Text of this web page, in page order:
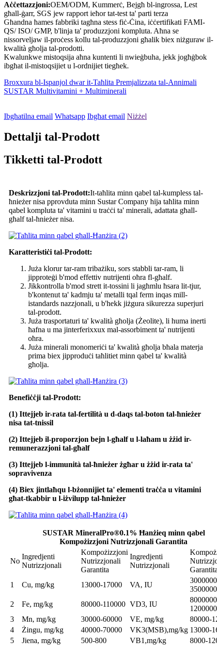
Aċċettazzjoni:OEM/ODM, Kummerċ, Bejgħ bl-ingrossa, Lest
għall-ġarr, SGS jew rapport ieħor tat-test ta' parti terza
Għandna ħames fabbriki tagħna stess fiċ-Ċina, iċċertifikati FAMI-
QS/ ISO/ GMP, b'linja ta' produzzjoni kompluta. Aħna se
nissorveljaw il-proċess kollu tal-produzzjoni għalik biex niżguraw il-
kwalità għolja tal-prodotti.
Kwalunkwe mistoqsija aħna kuntenti li nwieġbuha, jekk jogħġbok
ibgħat il-mistoqsijiet u l-ordnijiet tiegħek.
Broxxura bl-Ispanjol dwar it-Taħlita Premjalizzata tal-Annimali
SUSTAR Multivitamini + Multiminerali
Ibgħatilna email Whatsapp Ibgħat email Niżżel
Dettalji tal-Prodott
Tikketti tal-Prodott
Deskrizzjoni tal-Prodott:It-taħlita minn qabel tal-kumpless tal-
ħnieżer nisa pprovduta minn Sustar Company hija taħlita minn
qabel kompluta ta' vitamini u traċċi ta' minerali, adattata għall-
għalf tal-ħnieżer nisa.
Karatteristiċi tal-Prodott:
Juża klorur tar-ram tribażiku, sors stabbli tar-ram, li
jipproteġi b'mod effettiv nutrijenti oħra fl-għalf.
Jikkontrolla b'mod strett it-tossini li jagħmlu ħsara lit-tjur,
b'kontenut ta' kadmju ta' metalli tqal ferm inqas mill-
istandards nazzjonali, u b'hekk jiżgura sikurezza superjuri
tal-prodott.
Juża trasportaturi ta' kwalità għolja (Żeolite), li huma inerti
ħafna u ma jinterferixxux mal-assorbiment ta' nutrijenti
oħra.
Juża minerali monomeriċi ta' kwalità għolja bħala materja
prima biex jipproduċi taħlitiet minn qabel ta' kwalità
għolja.
Benefiċċji tal-Prodott:
(1) Ittejjeb ir-rata tal-fertilità u d-daqs tal-boton tal-ħnieżer
nisa tat-tnissil
(2) Ittejjeb il-proporzjon bejn l-għalf u l-laħam u żżid ir-
remunerazzjoni tal-għalf
(3) Ittejjeb l-immunità tal-ħnieżer żgħar u żżid ir-rata ta'
sopravivenza
(4) Biex jintlaħqu l-bżonnijiet ta' elementi traċċa u vitamini
għat-tkabbir u l-iżvilupp tal-ħnieżer
SUSTAR MineralPro®0.1% Ħanżieq minn qabel
Kompożizzjoni Nutrizzjonali Garantita
No
Ingredjenti
Nutrizzjonali
Kompożizzjoni
Nutrizzjonali
Garantita
Ingredjenti
Nutrizzjonali
1
Cu, mg/kg 13000-17000 VA, IU
2
Fe, mg/kg 80000-110000 VD3, IU
3
Mn, mg/kg 30000-60000 VE, mg/kg
80000-
4
Żingu, mg/kg 40000-70000 VK3(MSB),mg/kg 13000-
5
Jiena, mg/kg 500-800 VB1,mg/kg 8000-